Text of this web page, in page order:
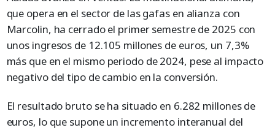
que opera en el sector de las gafas en alianza con
Marcolin, ha cerrado el primer semestre de 2025 con
unos ingresos de 12.105 millones de euros, un 7,3%
más que en el mismo periodo de 2024, pese al impacto
negativo del tipo de cambio en la conversión.
El resultado bruto se ha situado en 6.282 millones de
euros, lo que supone un incremento interanual del